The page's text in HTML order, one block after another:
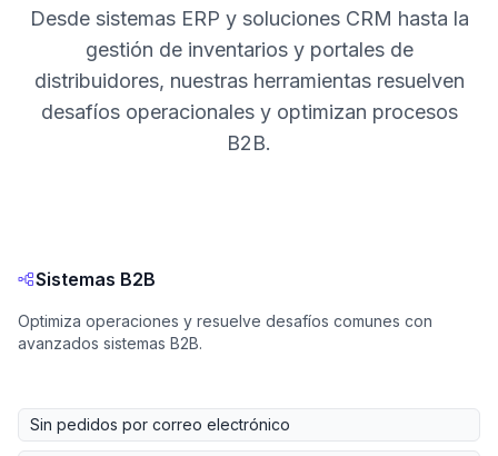
Desde sistemas ERP y soluciones CRM hasta la
gestión de inventarios y portales de
distribuidores, nuestras herramientas resuelven
desafíos operacionales y optimizan procesos
B2B.
Sistemas B2B
Optimiza operaciones y resuelve desafíos comunes con
avanzados sistemas B2B.
Sin pedidos por correo electrónico